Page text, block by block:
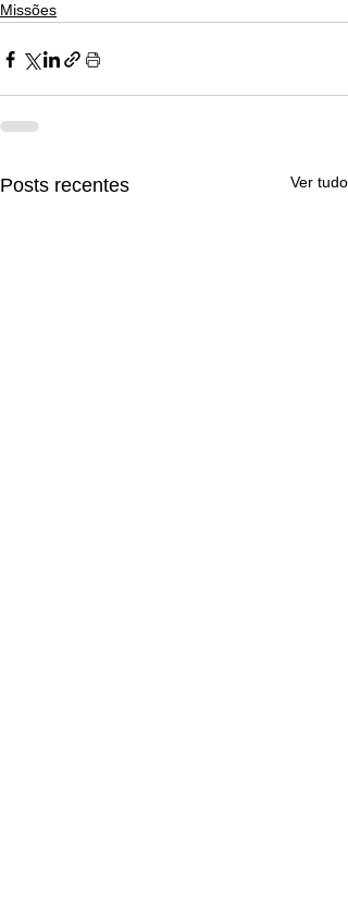
Missões
Posts recentes Ver tudo